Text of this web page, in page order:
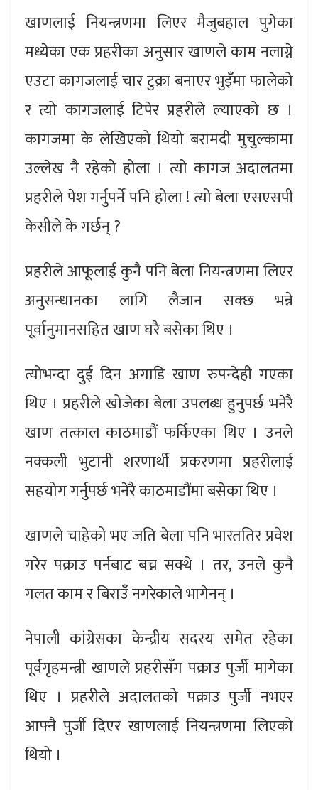
खाणलाई नियन्त्रणमा लिएर मैजुबहाल पुगेका
मध्येका एक प्रहरीका अनुसार खाणले काम नलाग्ने
एउटा कागजलाई चार टुक्रा बनाएर भुइँमा फालेको
र त्यो कागजलाई टिपेर प्रहरीले ल्याएको छ ।
कागजमा के लेखिएको थियो बरामदी मुचुल्कामा
उल्लेख नै रहेको होला । त्यो कागज अदालतमा
प्रहरीले पेश गर्नुपर्ने पनि होला ! त्यो बेला एसएसपी
केसीले के गर्छन् ?
प्रहरीले आफूलाई कुनै पनि बेला नियन्त्रणमा लिएर
अनुसन्धानका लागि लैजान सक्छ भन्ने
पूर्वानुमानसहित खाण घरै बसेका थिए ।
त्योभन्दा दुई दिन अगाडि खाण रुपन्देही गएका
थिए । प्रहरीले खोजेका बेला उपलब्ध हुनुपर्छ भनेरै
खाण तत्काल काठमाडौं फर्किएका थिए । उनले
नक्कली भुटानी शरणार्थी प्रकरणमा प्रहरीलाई
सहयोग गर्नुपर्छ भनेरै काठमाडौंमा बसेका थिए ।
खाणले चाहेको भए जति बेला पनि भारततिर प्रवेश
गरेर पक्राउ पर्नबाट बच्न सक्थे । तर, उनले कुनै
गलत काम र बिराउँ नगरेकाले भागेनन् ।
नेपाली कांग्रेसका केन्द्रीय सदस्य समेत रहेका
पूर्वगृहमन्त्री खाणले प्रहरीसँग पक्राउ पुर्जी मागेका
थिए । प्रहरीले अदालतको पक्राउ पुर्जी नभएर
आफ्नै पुर्जी दिएर खाणलाई नियन्त्रणमा लिएको
थियो ।